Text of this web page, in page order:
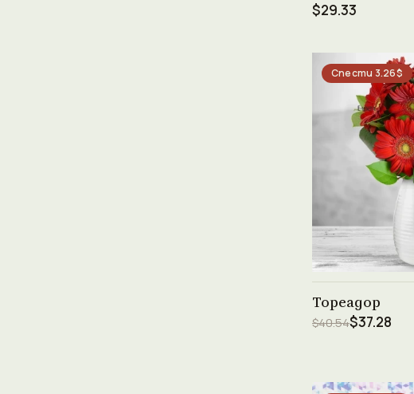
$29.33
Спести 3.26$
Тореадор
$40.54$37.28